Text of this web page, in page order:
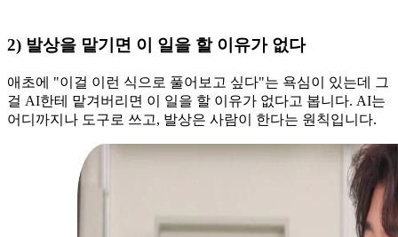
2) 발상을 맡기면 이 일을 할 이유가 없다
애초에 "이걸 이런 식으로 풀어보고 싶다"는 욕심이 있는데 그
걸 AI한테 맡겨버리면 이 일을 할 이유가 없다고 봅니다. AI는
어디까지나 도구로 쓰고, 발상은 사람이 한다는 원칙입니다.